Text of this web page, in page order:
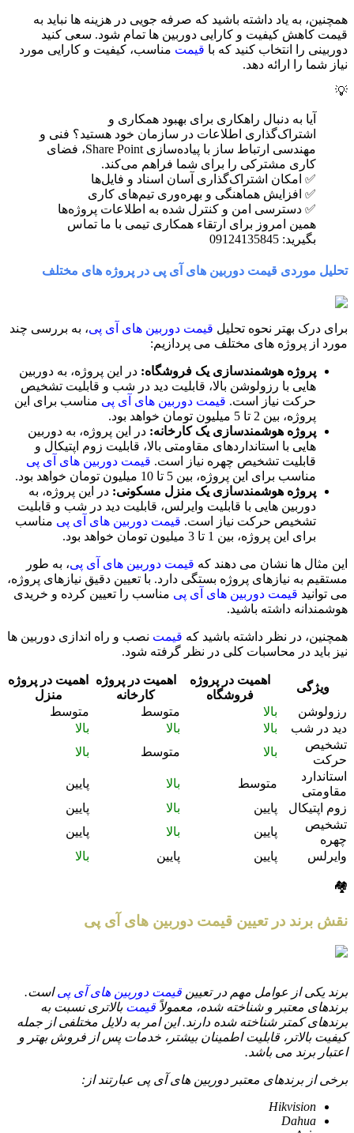
همچنین، به یاد داشته باشید که صرفه جویی در هزینه ها نباید به
قیمت کاهش کیفیت و کارایی دوربین ها تمام شود. سعی کنید
دوربینی را انتخاب کنید که با قیمت مناسب، کیفیت و کارایی مورد
نیاز شما را ارائه دهد.
💡
آیا به دنبال راهکاری برای بهبود همکاری و
اشتراک‌گذاری اطلاعات در سازمان خود هستید؟ فنی و
مهندسی ارتباط ساز با پیاده‌سازی Share Point، فضای
کاری مشترکی را برای شما فراهم می‌کند.
✅ امکان اشتراک‌گذاری آسان اسناد و فایل‌ها
✅ افزایش هماهنگی و بهره‌وری تیم‌های کاری
✅ دسترسی امن و کنترل شده به اطلاعات پروژه‌ها
همین امروز برای ارتقاء همکاری تیمی با ما تماس
بگیرید: 09124135845
تحلیل موردی قیمت دوربین های آی پی در پروژه های مختلف
برای درک بهتر نحوه تحلیل قیمت دوربین های آی پی، به بررسی چند
مورد از پروژه های مختلف می پردازیم:
پروژه هوشمندسازی یک فروشگاه: در این پروژه، به دوربین
هایی با رزولوشن بالا، قابلیت دید در شب و قابلیت تشخیص
حرکت نیاز است. قیمت دوربین های آی پی مناسب برای این
پروژه، بین 2 تا 5 میلیون تومان خواهد بود.
پروژه هوشمندسازی یک کارخانه: در این پروژه، به دوربین
هایی با استانداردهای مقاومتی بالا، قابلیت زوم اپتیکال و
قابلیت تشخیص چهره نیاز است. قیمت دوربین های آی پی
مناسب برای این پروژه، بین 5 تا 10 میلیون تومان خواهد بود.
پروژه هوشمندسازی یک منزل مسکونی: در این پروژه، به
دوربین هایی با قابلیت وایرلس، قابلیت دید در شب و قابلیت
تشخیص حرکت نیاز است. قیمت دوربین های آی پی مناسب
برای این پروژه، بین 1 تا 3 میلیون تومان خواهد بود.
این مثال ها نشان می دهند که قیمت دوربین های آی پی، به طور
مستقیم به نیازهای پروژه بستگی دارد. با تعیین دقیق نیازهای پروژه،
می توانید قیمت دوربین های آی پی مناسب را تعیین کرده و خریدی
هوشمندانه داشته باشید.
همچنین، در نظر داشته باشید که قیمت نصب و راه اندازی دوربین ها
نیز باید در محاسبات کلی در نظر گرفته شود.
ویژگی
اهمیت در پروژه
فروشگاه
اهمیت در پروژه
کارخانه
اهمیت در پروژه
منزل
رزولوشن
بالا متوسط
متوسط
دید در شب
بالا بالا
بالا
تشخیص
حرکت
بالا متوسط
بالا
استاندارد
مقاومتی
متوسط بالا
پایین
زوم اپتیکال
پایین بالا
پایین
تشخیص
چهره
پایین بالا
پایین
وایرلس
پایین پایین بالا
🏘️
نقش برند در تعیین قیمت دوربین های آی پی
برند یکی از عوامل مهم در تعیین قیمت دوربین های آی پیاست.
برندهای معتبر و شناخته شده، معمولاً قیمت بالاتری نسبت به
برندهای کمتر شناخته شده دارند. این امر به دلایل مختلفی از جمله
کیفیت بالاتر، قابلیت اطمینان بیشتر، خدمات پس از فروش بهتر و
اعتبار برند می باشد.
برخی از برندهای معتبر دوربین های آی پی عبارتند از:
Hikvision
Dahua